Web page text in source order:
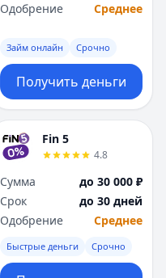
Одобрение
Среднее
Займ онлайн Срочно
Получить деньги
Fin 5
4.8
Сумма
до 30 000 ₽
Срок
до 30 дней
Одобрение
Среднее
Быстрые деньги Срочно